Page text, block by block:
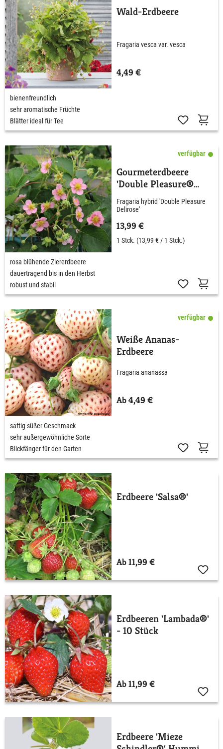
Wald-Erdbeere
Fragaria vesca var. vesca
4,49 €
bienenfreundlich
sehr aromatische Früchte
Blätter ideal für Tee
verfügbar
Gourmeterdbeere
'Double Pleasure®
Delirose®
Fragaria hybrid 'Double Pleasure
Delirose'
13,99 €
1 Stck. (13,99 € / 1 Stck.)
rosa blühende Ziererdbeere
dauertragend bis in den Herbst
robust und stabil
verfügbar
Weiße Ananas-
Erdbeere
Fragaria ananassa
Ab 4,49 €
saftig süßer Geschmack
sehr außergewöhnliche Sorte
Blickfänger für den Garten
Erdbeere 'Salsa®'
Ab 11,99 €
Erdbeeren 'Lambada®'
- 10 Stück
Ab 11,99 €
Erdbeere 'Mieze